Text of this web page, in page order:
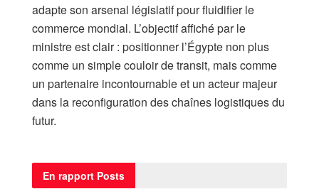
adapte son arsenal législatif pour fluidifier le
commerce mondial. L’objectif affiché par le
ministre est clair : positionner l’Égypte non plus
comme un simple couloir de transit, mais comme
un partenaire incontournable et un acteur majeur
dans la reconfiguration des chaînes logistiques du
futur.
En rapport Posts